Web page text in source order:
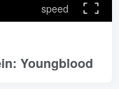
speed
Youngblood